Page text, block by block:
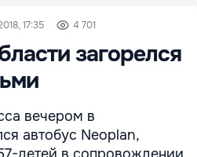
17:35 4 701
загорелся
вечером в
автобус Neoplan,
детей в сопровождении